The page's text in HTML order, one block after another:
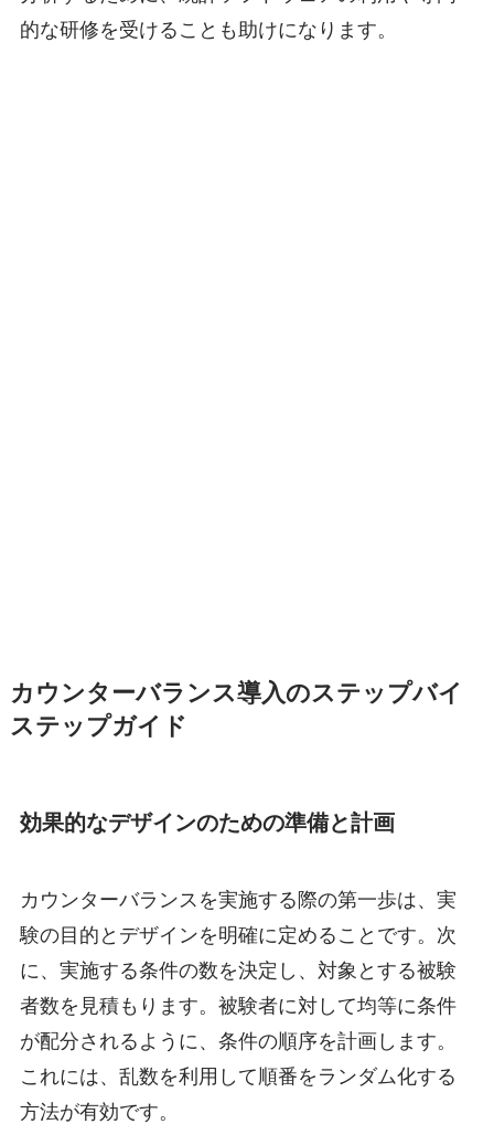
的な研修を受けることも助けになります。
カウンターバランス導入のステップバイ
ステップガイド
効果的なデザインのための準備と計画
カウンターバランスを実施する際の第一歩は、実
験の目的とデザインを明確に定めることです。次
に、実施する条件の数を決定し、対象とする被験
者数を見積もります。被験者に対して均等に条件
が配分されるように、条件の順序を計画します。
これには、乱数を利用して順番をランダム化する
方法が有効です。